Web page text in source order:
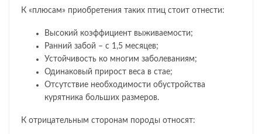
К «плюсам» приобретения таких птиц стоит отнести:
Высокий коэффициент выживаемости;
Ранний забой – с 1,5 месяцев;
Устойчивость ко многим заболеваниям;
Одинаковый прирост веса в стае;
Отсутствие необходимости обустройства
курятника больших размеров.
К отрицательным сторонам породы относят: